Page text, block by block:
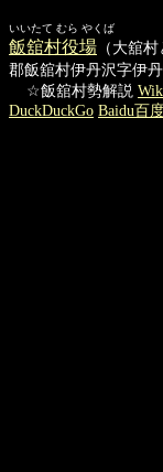
いいたて むら やくば
飯舘村役場 （大舘
郡飯舘村伊丹沢字伊丹
☆飯舘村勢解説
DuckDuckGo Baidu百